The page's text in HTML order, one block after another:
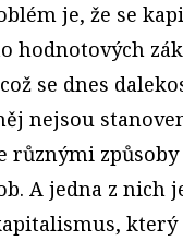
je, že se
hodnotových
se dnes
nejsou
různými
A jedna z nich
který